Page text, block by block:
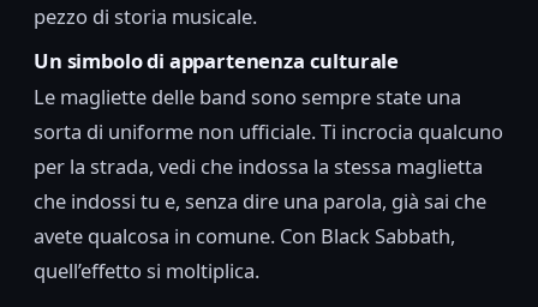
pezzo di storia musicale.
Un simbolo di appartenenza culturale
Le magliette delle band sono sempre state una
sorta di uniforme non ufficiale. Ti incrocia qualcuno
per la strada, vedi che indossa la stessa maglietta
che indossi tu e, senza dire una parola, già sai che
avete qualcosa in comune. Con Black Sabbath,
quell’effetto si moltiplica.